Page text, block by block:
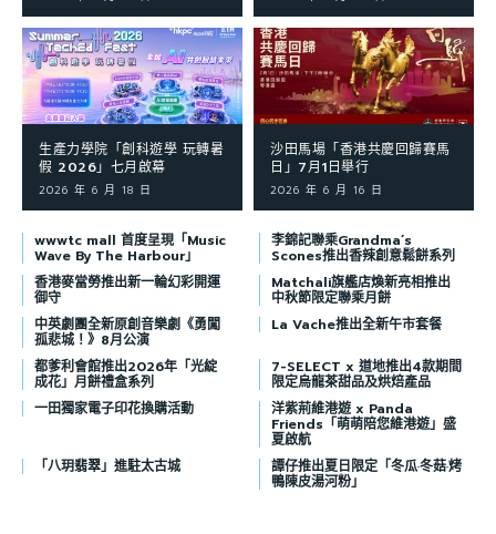
生產力學院「創科遊學 玩轉暑
假 2026」七月啟幕
2026 年 6 月 18 日
沙田馬場「香港共慶回歸賽馬
日」7月1日舉行
2026 年 6 月 16 日
wwwtc mall 首度呈現「Music
Wave By The Harbour」
李錦記聯乘Grandma’s
Scones推出香辣創意鬆餅系列
香港麥當勞推出新一輪幻彩開運
御守
Matchali旗艦店煥新亮相推出
中秋節限定聯乘月餅
中英劇團全新原創音樂劇《勇闖
孤悲城！》8月公演
La Vache推出全新午市套餐
都爹利會館推出2026年「光綻
成花」月餅禮盒系列
7-SELECT x 道地推出4款期間
限定烏龍茶甜品及烘焙產品
一田獨家電子印花換購活動
洋紫荊維港遊 x Panda
Friends「萌萌陪您維港遊」盛
夏啟航
「八玥翡翠」進駐太古城
譚仔推出夏日限定「冬瓜·冬菇·烤
鴨陳皮湯河粉」